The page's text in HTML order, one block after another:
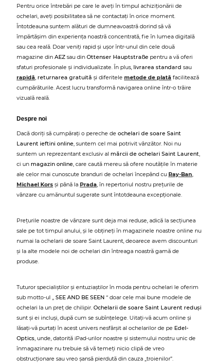
Pentru orice întrebări pe care le aveți în timpul achiziționării de
ochelari, aveți posibilitatea să ne contactați în orice moment.
Întotdeauna suntem alături de dumneavoastră dorind să vă
împărtășim din experiența noastră concentrată, fie în lumea digitală
sau cea reală. Doar veniți rapid și ușor într-unul din cele două
magazine din AEZ sau din Ottenser Hauptstraße pentru a vă oferi
sfaturi profesionale și individualizate. În plus, livrarea standard sau
rapidă, returnarea gratuită și diferitele metode de plată facilitează
cumpărăturile. Acest lucru transformă navigarea online într-o trăire
vizuală reală.
Despre noi
Dacă doriți să cumpărați o pereche de ochelari de soare Saint
Laurent ieftini online, suntem cel mai potrivit vânzător. Noi nu
suntem un reprezentant exclusiv al mărcii de ochelari Saint Laurent,
ci un magazin online, care caută mereu să ofere noutățile în materie
ale celor mai cunoscute branduri de ochelari începând cu Ray-Ban,
Michael Kors și până la Prada, în repertoriul nostru prețurile de
vânzare cu amănuntul sugerate sunt întotdeauna excepționale.
Prețurile noastre de vânzare sunt deja mai reduse, adică la secțiunea
sale pe tot timpul anului, și le obțineți în magazinele noastre online nu
numai la ochelarii de soare Saint Laurent, deoarece avem discounturi
și la alte modele noi de ochelari din întreaga noastră gamă de
produse.
Tuturor specialiștilor și entuziaștilor în moda pentru ochelari le oferim
sub motto-ul „ SEE AND BE SEEN “ doar cele mai bune modele de
ochelari la un preț de chilipir. Ochelarii de soare Saint Laurent reduși
sunt și ei incluși, după cum se subînțelege. Uitați-vă acum online și
lăsați-vă purtați în acest univers nesfârșit al ochelarilor de pe Edel-
Optics, unde, datorită iPad-urilor noastre și sistemului nostru unic de
înmagazinare nu trebuie să vă temeți nicio clipă de vreo
obstrucționare sau vreo șansă pierdută din cauza „troienilor”.